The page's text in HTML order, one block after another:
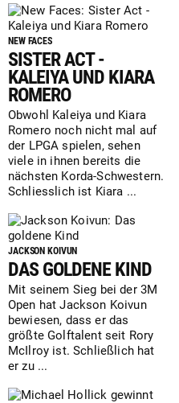
NEW FACES
SISTER ACT -
KALEIYA UND KIARA
ROMERO
Obwohl Kaleiya und Kiara
Romero noch nicht mal auf
der LPGA spielen, sehen
viele in ihnen bereits die
nächsten Korda-Schwestern.
Schliesslich ist Kiara ...
JACKSON KOIVUN
DAS GOLDENE KIND
Mit seinem Sieg bei der 3M
Open hat Jackson Koivun
bewiesen, dass er das
größte Golftalent seit Rory
McIlroy ist. Schließlich hat
er zu ...